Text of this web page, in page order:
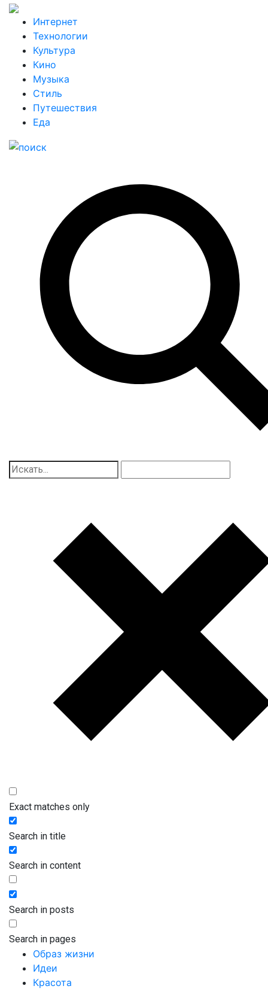
Интернет
Технологии
Культура
Кино
Музыка
Стиль
Путешествия
Еда
Exact matches only
Search in title
Search in content
Search in posts
Search in pages
Образ жизни
Идеи
Красота